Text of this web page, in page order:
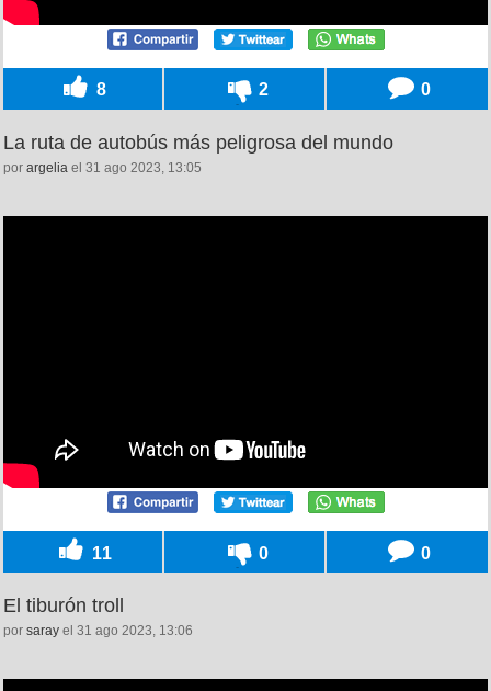
8 2 0
La ruta de autobús más peligrosa del mundo
por argelia el 31 ago 2023, 13:05
11 0 0
El tiburón troll
por saray el 31 ago 2023, 13:06